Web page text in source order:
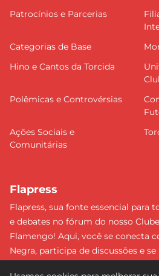
Patrocínios e Parcerias
Categorias de Base
Hino e Cantos da Torcida
Polêmicas e Controvérsias
Ações Sociais e
Comunitárias
Flapress
Flapress, sua fonte essencial para
e debates no fórum do nosso
Flamengo! Aqui, você se conecta
Negra, participa de discussões e